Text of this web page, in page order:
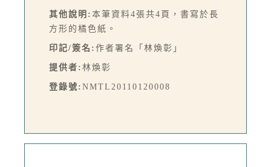
其他說明: 本筆資料4張共4頁，書寫於長
方形的橘色紙。
印記/簽名: 作者署名「林煥彰」
提供者: 林煥彰
登錄號: NMTL20110120008